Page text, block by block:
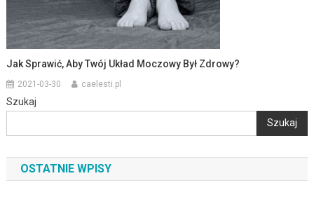
Jak Sprawić, Aby Twój Układ Moczowy Był Zdrowy?
2021-03-30 caelesti.pl
Szukaj
Szukaj
OSTATNIE WPISY